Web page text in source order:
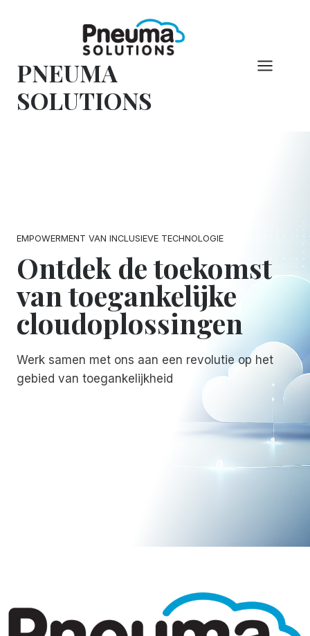
PNEUMA
SOLUTIONS
EMPOWERMENT VAN INCLUSIEVE TECHNOLOGIE
Ontdek de toekomst
van toegankelijke
cloudoplossingen
Werk samen met ons aan een revolutie op het
gebied van toegankelijkheid